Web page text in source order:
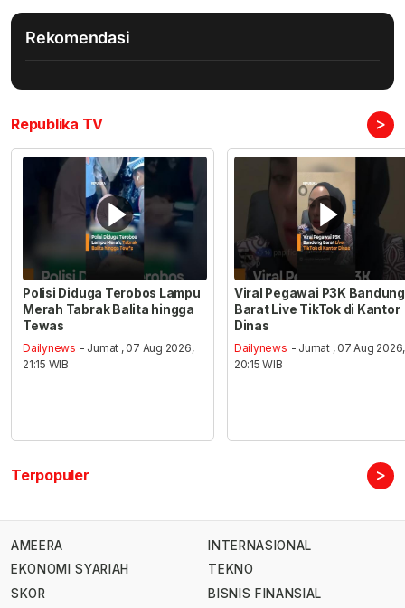
Rekomendasi
Republika TV >
Polisi Diduga Terobos Lampu
Merah Tabrak Balita hingga
Tewas
Dailynews - Jumat , 07 Aug 2026,
21:15 WIB
Viral Pegawai P3K Bandung
Barat Live TikTok di Kantor
Dinas
Dailynews - Jumat , 07 Aug 2026,
20:15 WIB
Terpopuler >
AMEERA
EKONOMI SYARIAH
SKOR
INTERNASIONAL
TEKNO
BISNIS FINANSIAL